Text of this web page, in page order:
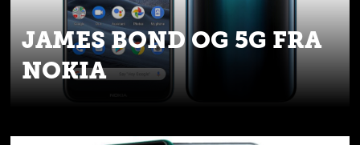
JAMES BOND OG 5G FRA
NOKIA